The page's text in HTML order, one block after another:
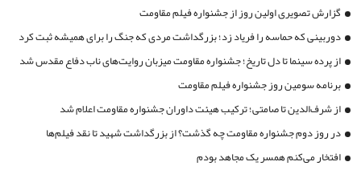
گزارش تصویری اولین روز از جشنواره فیلم مقاومت
دوربینی که حماسه را فریاد زد؛ بزرگداشت مردی که جنگ را برای همیشه ثبت کرد
از پرده سینما تا دل تاریخ؛ جشنواره مقاومت میزبان روایت‌های ناب دفاع مقدس شد
برنامه سومین روز جشنواره فیلم مقاومت
از شرف‌الدین تا صامتی؛ ترکیب هیئت داوران جشنواره مقاومت اعلام شد
در روز دوم جشنواره مقاومت چه گذشت؟ از بزرگداشت شهید تا نقد فیلم‌ها
افتخار می‌کنم همسر یک مجاهد بودم